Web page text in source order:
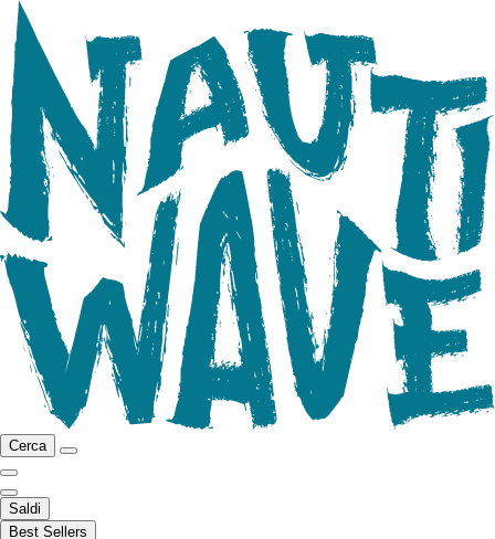
Cerca
Saldi
Best Sellers